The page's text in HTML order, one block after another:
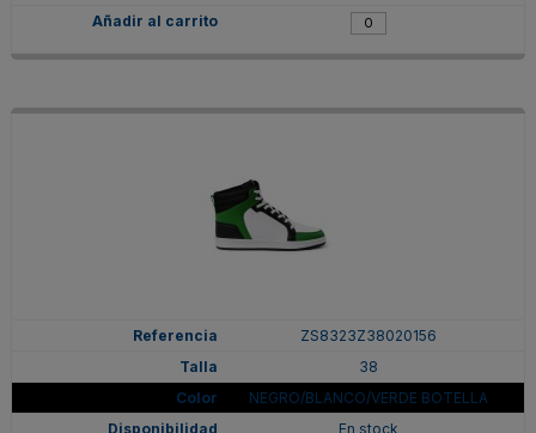
ZS8323Z38020156
38
NEGRO/BLANCO/VERDE BOTELLA
En stock